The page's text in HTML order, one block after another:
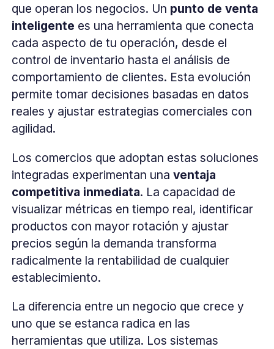
que operan los negocios. Un punto de venta
inteligente es una herramienta que conecta
cada aspecto de tu operación, desde el
control de inventario hasta el análisis de
comportamiento de clientes. Esta evolución
permite tomar decisiones basadas en datos
reales y ajustar estrategias comerciales con
agilidad.
Los comercios que adoptan estas soluciones
integradas experimentan unaventaja
competitiva inmediata. La capacidad de
visualizar métricas en tiempo real, identificar
productos con mayor rotación y ajustar
precios según la demanda transforma
radicalmente la rentabilidad de cualquier
establecimiento.
La diferencia entre un negocio que crece y
uno que se estanca radica en las
herramientas que utiliza. Los sistemas